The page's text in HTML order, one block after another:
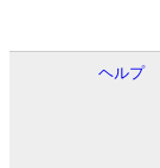
ヘルプ